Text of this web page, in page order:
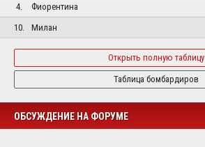
4.
Фиорентина
10.
Милан
Открыть полную таблицу
Таблица бомбардиров
ОБСУЖДЕНИЕ НА ФОРУМЕ